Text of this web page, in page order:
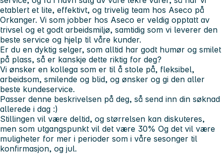
etablert et lite, effektivt, og trivelig team hos Aseco på
Orkanger. Vi som jobber hos Aseco er veldig opptatt av
trivsel og et godt arbeidsmiljø, samtidig som vi leverer den
beste service og hjelp til våre kunder.
Er du en dyktig selger, som alltid har godt humør og smilet
på plass, så er kanskje dette riktig for deg?
Vi ønsker en kollega som er til å stole på, fleksibel,
arbeidsom, smilende og blid, og ønsker og gi den aller
beste kundeservice.
Passer denne beskrivelsen på deg, så send inn din søknad
allerede i dag :)
Stillingen vil være deltid, og størrelsen kan diskuteres,
men som utgangspunkt vil det være 30% Og det vil være
muligheter for mer i perioder som i våre sesonger til
konfirmasjon, og jul.